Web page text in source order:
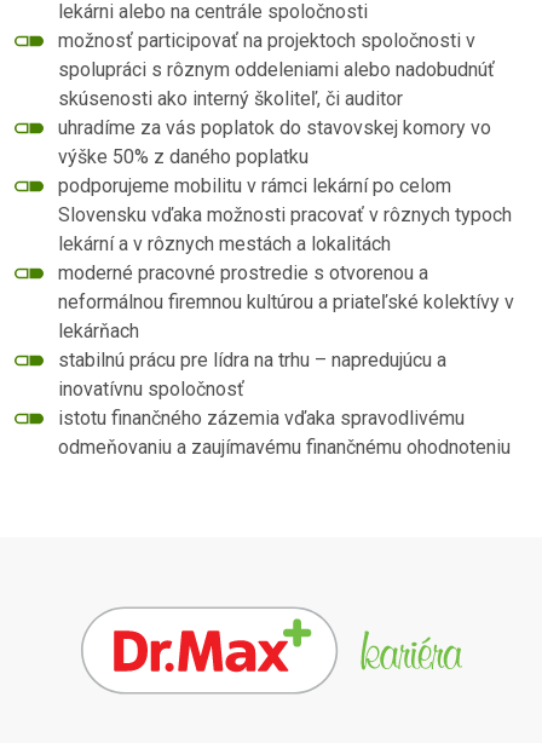
lekárni alebo na centrále spoločnosti
možnosť participovať na projektoch spoločnosti v
spolupráci s rôznym oddeleniami alebo nadobudnúť
skúsenosti ako interný školiteľ, či auditor
uhradíme za vás poplatok do stavovskej komory vo
výške 50% z daného poplatku
podporujeme mobilitu v rámci lekární po celom
Slovensku vďaka možnosti pracovať v rôznych typoch
lekární a v rôznych mestách a lokalitách
moderné pracovné prostredie s otvorenou a
neformálnou firemnou kultúrou a priateľské kolektívy v
lekárňach
stabilnú prácu pre lídra na trhu – napredujúcu a
inovatívnu spoločnosť
istotu finančného zázemia vďaka spravodlivému
odmeňovaniu a zaujímavému finančnému ohodnoteniu